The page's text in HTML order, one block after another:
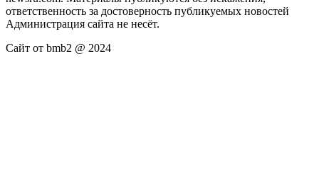
ответственность за достоверность публикуемых новостей
Администрация сайта не несёт.
Сайт от bmb2 @ 2024